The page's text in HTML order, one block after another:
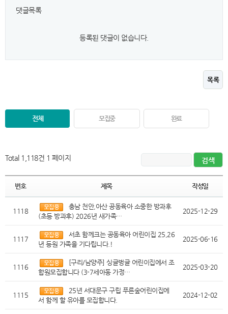
댓글목록
등록된 댓글이 없습니다.
목록
전체 모집중 완료
Total 1,118건 1 페이지
번호 제목 작성일
1118
충남 천안,아산 공동육아 소중한 방과후
(초등 방과후) 2026년 새가족…
2025-12-29
1117
서초 함께크는 공동육아 어린이집 25,26
년 등원 가족을 기다립니다.!
2025-06-16
1116
[구리/남양주] 싱글벙글 어린이집에서 조
합원모집합니다 (3-7세아동 가정…
2025-03-20
1115
25년 서대문구 구립 푸른숲어린이집에
서 함께 할 유아를 모집합니다.
2024-12-02